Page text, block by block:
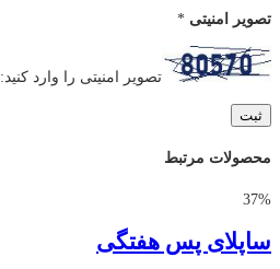
تصویر امنیتی *
تصویر امنیتی را وارد کنید:
محصولات مرتبط
37%
ساپلای پس هفتگی